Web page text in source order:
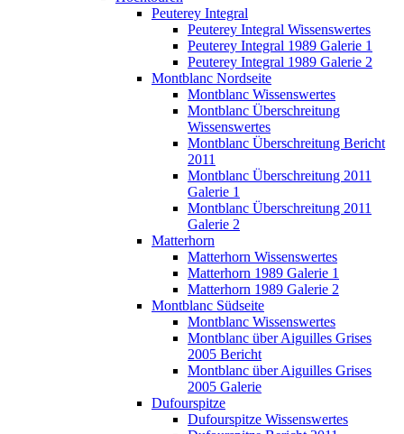
Peuterey Integral
Peuterey Integral Wissenswertes
Peuterey Integral 1989 Galerie 1
Peuterey Integral 1989 Galerie 2
Montblanc Nordseite
Montblanc Wissenswertes
Montblanc Überschreitung
Wissenswertes
Montblanc Überschreitung Bericht
2011
Montblanc Überschreitung 2011
Galerie 1
Montblanc Überschreitung 2011
Galerie 2
Matterhorn
Matterhorn Wissenswertes
Matterhorn 1989 Galerie 1
Matterhorn 1989 Galerie 2
Montblanc Südseite
Montblanc Wissenswertes
Montblanc über Aiguilles Grises
2005 Bericht
Montblanc über Aiguilles Grises
2005 Galerie
Dufourspitze
Dufourspitze Wissenswertes